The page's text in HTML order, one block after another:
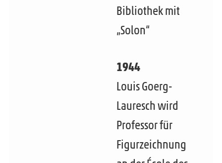
Bibliothek mit
„Solon“
1944
Louis Goerg-
Lauresch wird
Professor für
Figurzeichnung